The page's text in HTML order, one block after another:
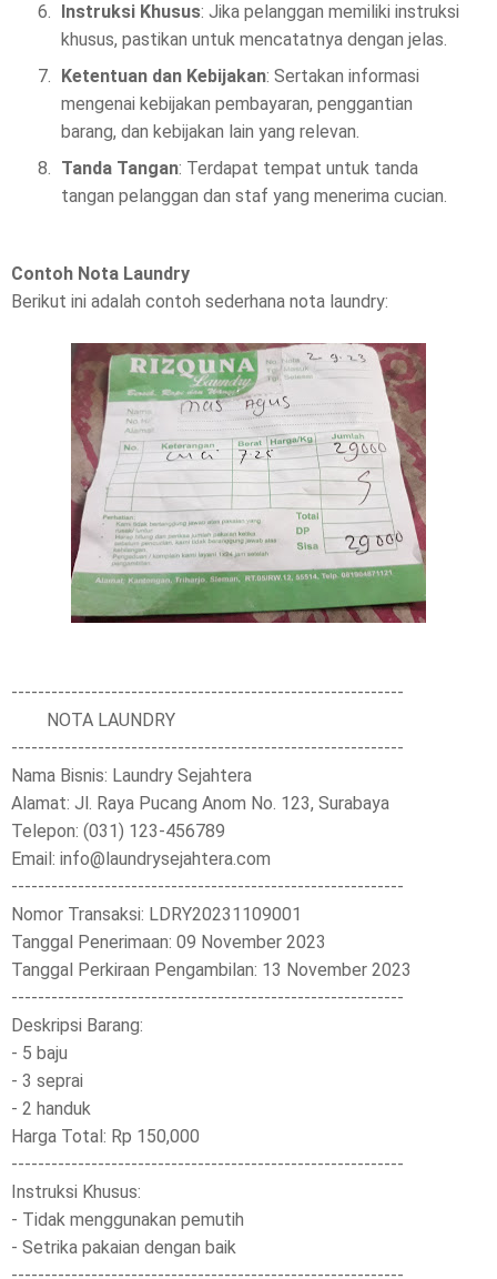
Instruksi Khusus: Jika pelanggan memiliki instruksi
khusus, pastikan untuk mencatatnya dengan jelas.
Ketentuan dan Kebijakan: Sertakan informasi
mengenai kebijakan pembayaran, penggantian
barang, dan kebijakan lain yang relevan.
Tanda Tangan: Terdapat tempat untuk tanda
tangan pelanggan dan staf yang menerima cucian.
Contoh Nota Laundry
Berikut ini adalah contoh sederhana nota laundry:
-----------------------------------------------------------
NOTA LAUNDRY
-----------------------------------------------------------
Nama Bisnis: Laundry Sejahtera
Alamat: Jl. Raya Pucang Anom No. 123, Surabaya
Telepon: (031) 123-456789
Email: info@laundrysejahtera.com
-----------------------------------------------------------
Nomor Transaksi: LDRY20231109001
Tanggal Penerimaan: 09 November 2023
Tanggal Perkiraan Pengambilan: 13 November 2023
-----------------------------------------------------------
Deskripsi Barang:
- 5 baju
- 3 seprai
- 2 handuk
Harga Total: Rp 150,000
-----------------------------------------------------------
Instruksi Khusus:
- Tidak menggunakan pemutih
- Setrika pakaian dengan baik